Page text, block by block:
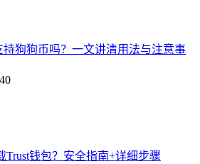
持狗狗币吗？一文讲清用法与注意事
Trust钱包？安全指南+详细步骤